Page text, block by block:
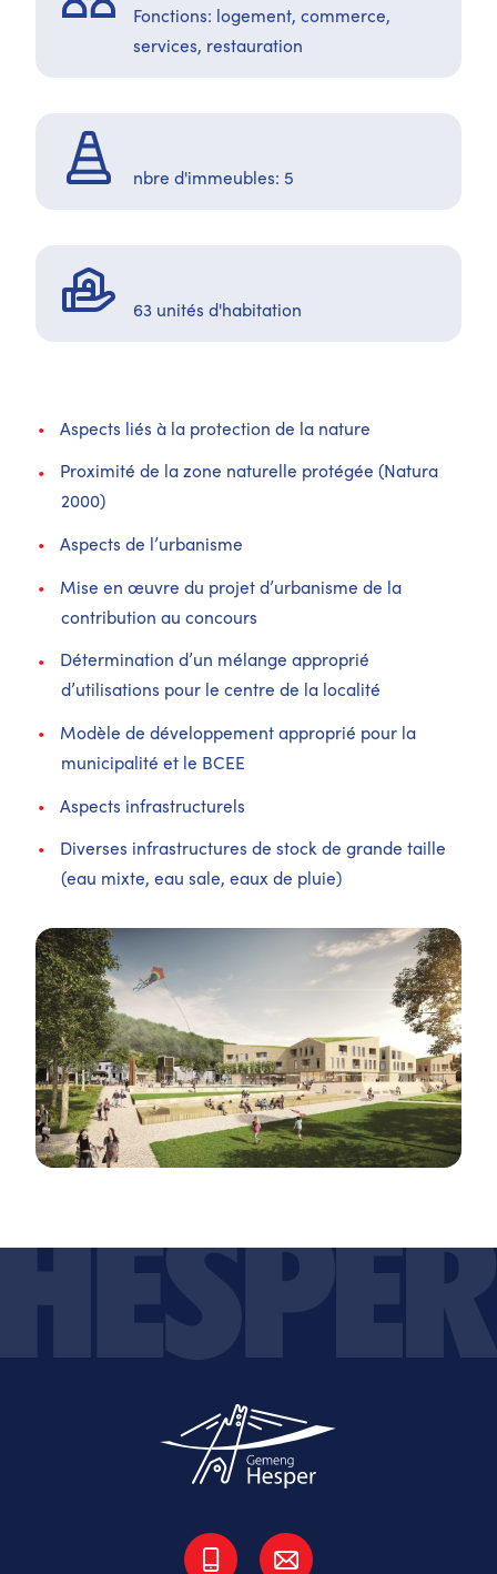
Fonctions: logement, commerce,
services, restauration
nbre d'immeubles: 5
63 unités d'habitation
Aspects liés à la protection de la nature
Proximité de la zone naturelle protégée (Natura
2000)
Aspects de l’urbanisme
Mise en œuvre du projet d’urbanisme de la
contribution au concours
Détermination d’un mélange approprié
d’utilisations pour le centre de la localité
Modèle de développement approprié pour la
municipalité et le BCEE
Aspects infrastructurels
Diverses infrastructures de stock de grande taille
(eau mixte, eau sale, eaux de pluie)